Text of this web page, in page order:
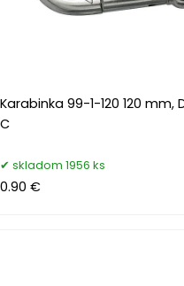
Karabinka 99-1-120 120 mm,
C
skladom 1956 ks
0.90 €